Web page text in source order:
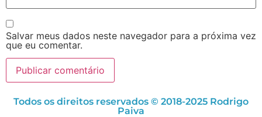
Salvar meus dados neste navegador para a próxima vez
que eu comentar.
Todos os direitos reservados © 2018-2025 Rodrigo
Paiva